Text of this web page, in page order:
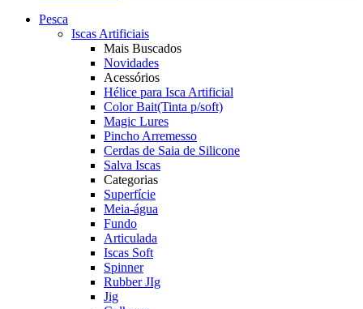
Pesca
Iscas Artificiais
Mais Buscados
Novidades
Acessórios
Hélice para Isca Artificial
Color Bait(Tinta p/soft)
Magic Lures
Pincho Arremesso
Cerdas de Saia de Silicone
Salva Iscas
Categorias
Superfície
Meia-água
Fundo
Articulada
Iscas Soft
Spinner
Rubber JIg
Jig